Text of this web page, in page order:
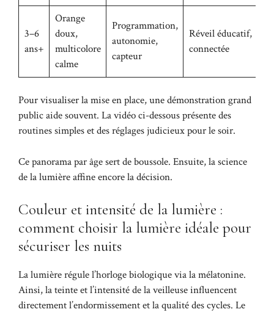
3–6
ans+
Orange
doux,
multicolore
calme
Programmation,
autonomie,
capteur
Réveil éducatif,
connectée
Pour visualiser la mise en place, une démonstration grand
public aide souvent. La vidéo ci-dessous présente des
routines simples et des réglages judicieux pour le soir.
Ce panorama par âge sert de boussole. Ensuite, la science
de la lumière affine encore la décision.
Couleur et intensité de la lumière :
comment choisir la lumière idéale pour
sécuriser les nuits
La lumière régule l’horloge biologique via la mélatonine.
Ainsi, la teinte et l’intensité de la veilleuse influencent
directement l’endormissement et la qualité des cycles. Le